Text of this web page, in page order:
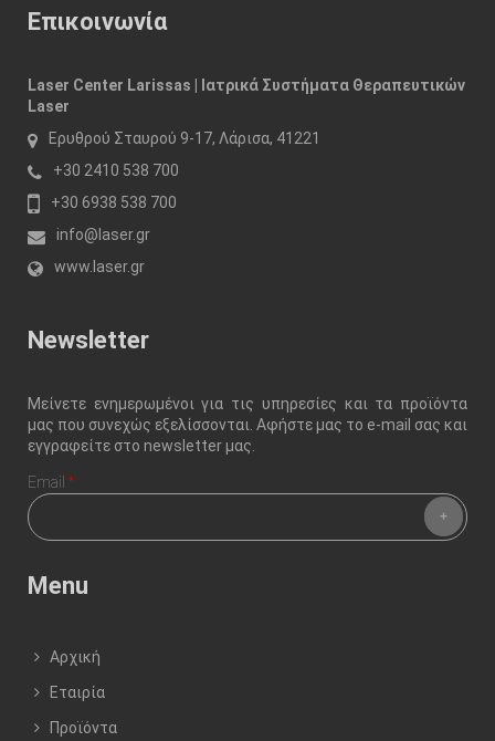
Επικοινωνία
Laser Center Larissas | Ιατρικά Συστήματα Θεραπευτικών
Laser
Ερυθρού Σταυρού 9-17, Λάρισα, 41221
+30 2410 538 700
+30 6938 538 700
info@laser.gr
www.laser.gr
Newsletter
Μείνετε ενημερωμένοι για τις υπηρεσίες και τα προϊόντα
μας που συνεχώς εξελίσσονται. Αφήστε μας το e-mail σας και
εγγραφείτε στο newsletter μας.
Email *
Menu
Αρχική
Εταιρία
Προϊόντα